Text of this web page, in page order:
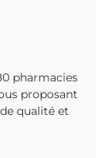
pharmacies
proposant
qualité et